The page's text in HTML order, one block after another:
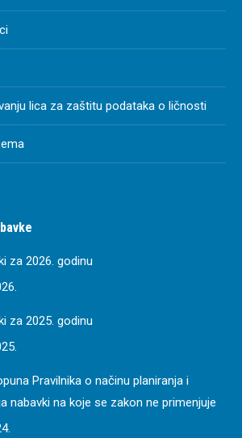
lica za zaštitu podataka o ličnosti
za 2026. godinu
za 2025. godinu
Pravilnika o načinu planiranja i
nabavki na koje se zakon ne primenjuje